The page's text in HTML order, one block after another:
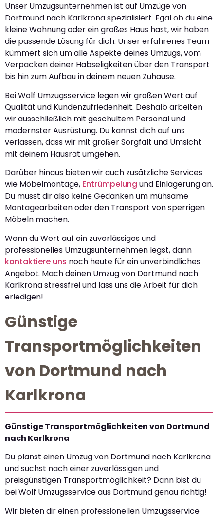
Unser Umzugsunternehmen ist auf Umzüge von
Dortmund nach Karlkrona spezialisiert. Egal ob du eine
kleine Wohnung oder ein großes Haus hast, wir haben
die passende Lösung für dich. Unser erfahrenes Team
kümmert sich um alle Aspekte deines Umzugs, vom
Verpacken deiner Habseligkeiten über den Transport
bis hin zum Aufbau in deinem neuen Zuhause.
Bei Wolf Umzugsservice legen wir großen Wert auf
Qualität und Kundenzufriedenheit. Deshalb arbeiten
wir ausschließlich mit geschultem Personal und
modernster Ausrüstung. Du kannst dich auf uns
verlassen, dass wir mit großer Sorgfalt und Umsicht
mit deinem Hausrat umgehen.
Darüber hinaus bieten wir auch zusätzliche Services
wie Möbelmontage, Entrümpelung und Einlagerung an.
Du musst dir also keine Gedanken um mühsame
Montagearbeiten oder den Transport von sperrigen
Möbeln machen.
Wenn du Wert auf ein zuverlässiges und
professionelles Umzugsunternehmen legst, dann
kontaktiere uns noch heute für ein unverbindliches
Angebot. Mach deinen Umzug von Dortmund nach
Karlkrona stressfrei und lass uns die Arbeit für dich
erledigen!
Günstige
Transportmöglichkeiten
von Dortmund nach
Karlkrona
Günstige Transportmöglichkeiten von Dortmund
nach Karlkrona
Du planst einen Umzug von Dortmund nach Karlkrona
und suchst nach einer zuverlässigen und
preisgünstigen Transportmöglichkeit? Dann bist du
bei Wolf Umzugsservice aus Dortmund genau richtig!
Wir bieten dir einen professionellen Umzugsservice